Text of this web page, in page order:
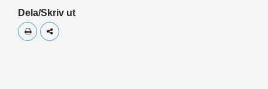
Dela/Skriv ut
Skriv utDela